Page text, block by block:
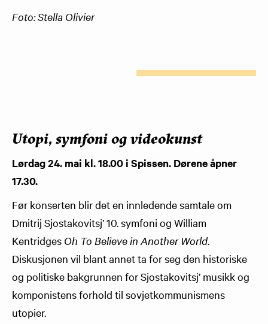
Foto: Stella Olivier
Utopi, symfoni og videokunst
Lørdag 24. mai kl. 18.00 i Spissen. Dørene åpner
17.30.
Før konserten blir det en innledende samtale om
Dmitrij Sjostakovitsj’ 10. symfoni og William
Kentridges Oh To Believe in Another World.
Diskusjonen vil blant annet ta for seg den historiske
og politiske bakgrunnen for Sjostakovitsj’ musikk og
komponistens forhold til sovjetkommunismens
utopier.